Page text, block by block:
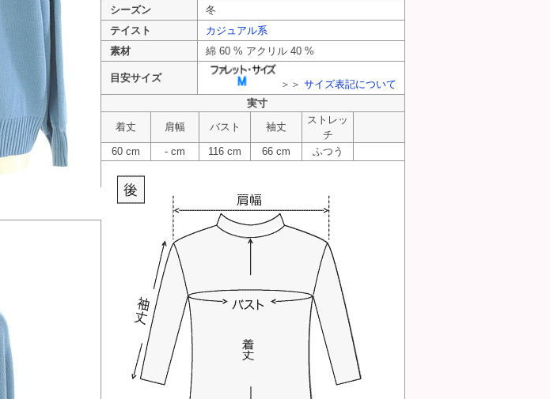
シーズン
冬
テイスト
カジュアル系
素材
綿 60 % アクリル 40 %
目安サイズ
＞＞ サイズ表記について
実寸
着丈
肩幅 バスト 袖丈
ストレッ
チ
60 cm
- cm 116 cm 66 cm ふつう